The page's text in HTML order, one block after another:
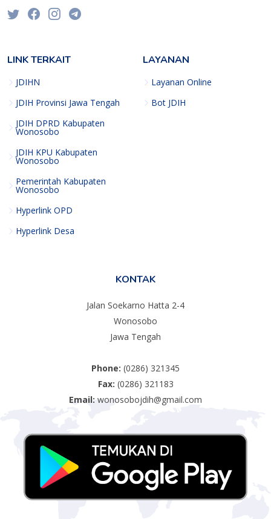
LINK TERKAIT
JDIHN
JDIH Provinsi Jawa Tengah
JDIH DPRD Kabupaten
Wonosobo
JDIH KPU Kabupaten
Wonosobo
Pemerintah Kabupaten
Wonosobo
Hyperlink OPD
Hyperlink Desa
LAYANAN
Layanan Online
Bot JDIH
KONTAK
Jalan Soekarno Hatta 2-4
Wonosobo
Jawa Tengah
Phone: (0286) 321345
Fax: (0286) 321183
Email: wonosobojdih@gmail.com